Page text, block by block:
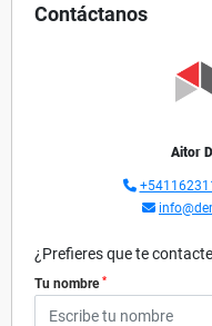
Contáctanos
Aitor
¿Prefieres que te
Tu nombre *